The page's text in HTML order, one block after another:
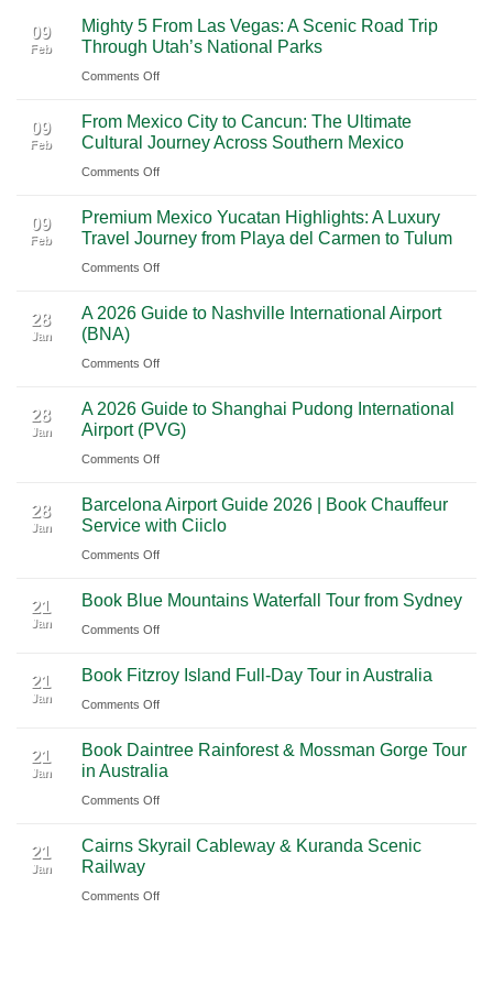
09
Feb
Mighty 5 From Las Vegas: A Scenic Road Trip
Through Utah’s National Parks
Comments Offon
5
From
Las
A
Scenic
Road
Through
National
09
Feb
From Mexico City to Cancun: The Ultimate
Cultural Journey Across Southern Mexico
Comments Offon
Mexico
City
to
The
Cultural
Across
Southern
Mexico
09
Feb
Premium Mexico Yucatan Highlights: A Luxury
Travel Journey from Playa del Carmen to Tulum
Comments Offon
Mexico
Highlights:
Luxury
Travel
Journey
Playa
del
Carmen
Tulum
28
Jan
A 2026 Guide to Nashville International Airport
(BNA)
Comments Offon
2026
Guide
to
International
Airport
(BNA)
28
Jan
A 2026 Guide to Shanghai Pudong International
Airport (PVG)
Comments Offon
2026
Guide
to
Pudong
International
(PVG)
28
Jan
Barcelona Airport Guide 2026 | Book Chauffeur
Service with Ciiclo
Comments Offon
Airport
Guide
|
Book
Service
with
Ciiclo
21
Jan
Book Blue Mountains Waterfall Tour from Sydney
Comments Offon
Blue
Mountains
Tour
from
Sydney
21
Jan
Book Fitzroy Island Full-Day Tour in Australia
Comments Offon
Fitzroy
Island
Full-
Tour
Australia
21
Jan
Book Daintree Rainforest & Mossman Gorge Tour
in Australia
Comments Offon
Daintree
&
21
Jan
Cairns Skyrail Cableway & Kuranda Scenic
Railway
Comments Offon